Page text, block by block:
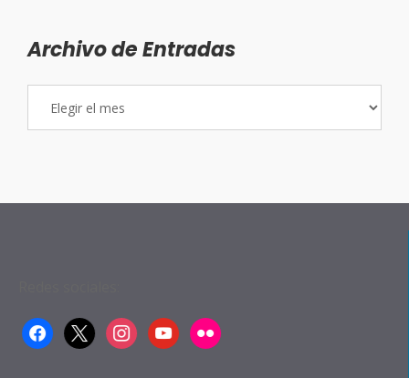
Archivo de Entradas
facebook
x instagramyoutubeflickr